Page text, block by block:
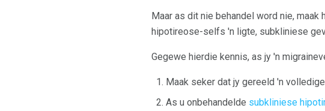
Maar as dit nie behandel word nie,
hipotireose-selfs 'n ligte, subkliniese
Gegewe hierdie kennis, as jy 'n
Maak seker dat jy gereeld 'n
As u onbehandelde subkliniese